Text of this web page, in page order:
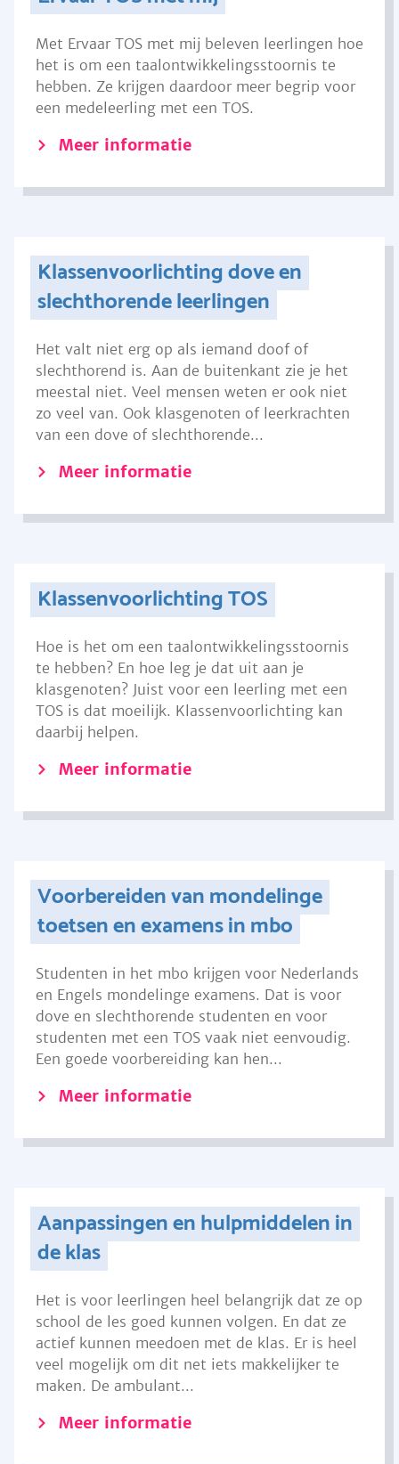
Met Ervaar TOS met mij beleven leerlingen hoe
het is om een taalontwikkelingsstoornis te
hebben. Ze krijgen daardoor meer begrip voor
een medeleerling met een TOS.
Meer informatie
Klassenvoorlichting dove en
slechthorende leerlingen
Het valt niet erg op als iemand doof of
slechthorend is. Aan de buitenkant zie je het
meestal niet. Veel mensen weten er ook niet
zo veel van. Ook klasgenoten of leerkrachten
van een dove of slechthorende...
Meer informatie
Klassenvoorlichting TOS
Hoe is het om een taalontwikkelingsstoornis
te hebben? En hoe leg je dat uit aan je
klasgenoten? Juist voor een leerling met een
TOS is dat moeilijk. Klassenvoorlichting kan
daarbij helpen.
Meer informatie
Voorbereiden van mondelinge
toetsen en examens in mbo
Studenten in het mbo krijgen voor Nederlands
en Engels mondelinge examens. Dat is voor
dove en slechthorende studenten en voor
studenten met een TOS vaak niet eenvoudig.
Een goede voorbereiding kan hen...
Meer informatie
Aanpassingen en hulpmiddelen in
de klas
Het is voor leerlingen heel belangrijk dat ze op
school de les goed kunnen volgen. En dat ze
actief kunnen meedoen met de klas. Er is heel
veel mogelijk om dit net iets makkelijker te
maken. De ambulant...
Meer informatie